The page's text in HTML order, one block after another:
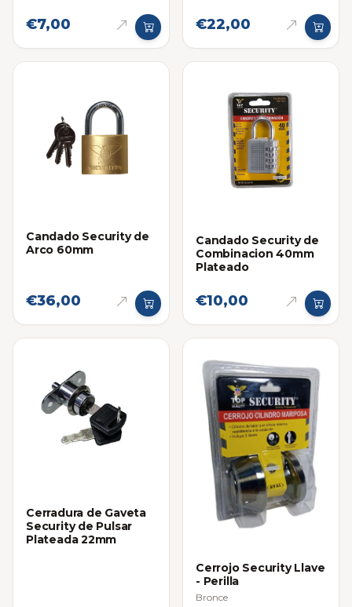
€7,00 €22,00
Candado Security de
Arco 60mm
€36,00
Candado Security de
Combinacion 40mm
Plateado
€10,00
Cerradura de Gaveta
Security de Pulsar
Plateada 22mm
Cerrojo Security Llave
- Perilla
Bronce